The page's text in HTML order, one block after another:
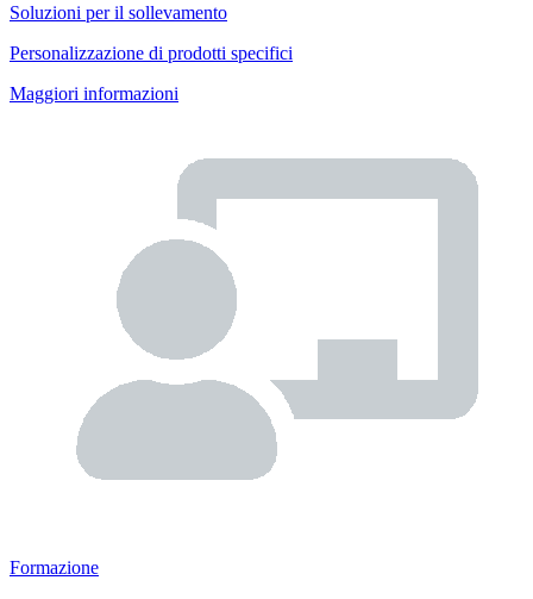
Soluzioni per il sollevamento
Personalizzazione di prodotti specifici
Maggiori informazioni
Formazione